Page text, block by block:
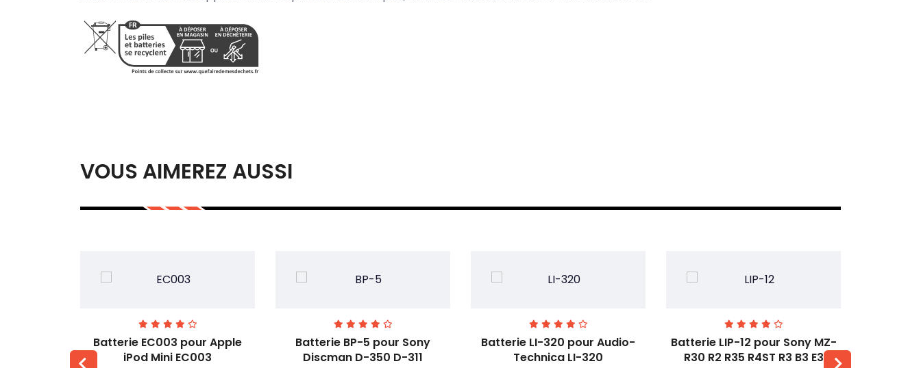
VOUS AIMEREZ AUSSI
Batterie EC003 pour Apple
iPod Mini EC003
Batterie BP-5 pour Sony
Discman D-350 D-311
Batterie LI-320 pour Audio-
Technica LI-320
Batterie LIP-12 pour Sony MZ-
R30 R2 R35 R4ST R3 B3 E3